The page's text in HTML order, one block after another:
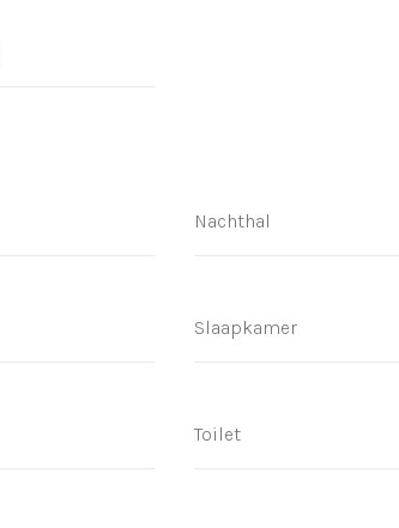
Nachthal
Slaapkamer
Toilet